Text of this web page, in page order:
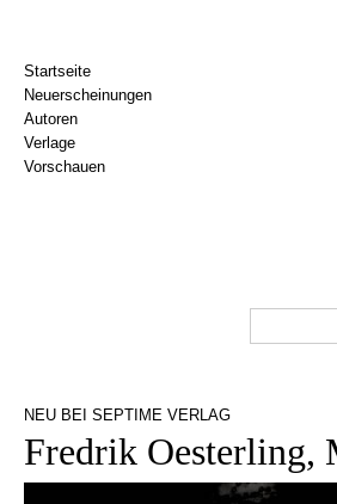
Startseite
Neuerscheinungen
Autoren
Verlage
Vorschauen
NEU BEI SEPTIME VERLAG
Fredrik Oesterling,